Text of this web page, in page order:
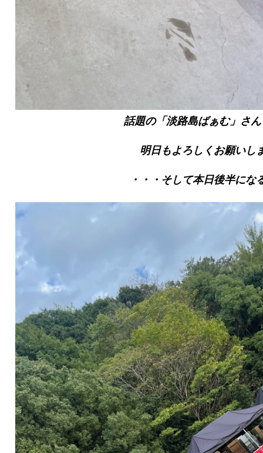
話題の「淡路島ばぁむ」さ
明日もよろしくお願いし
・・・そして本日後半にな